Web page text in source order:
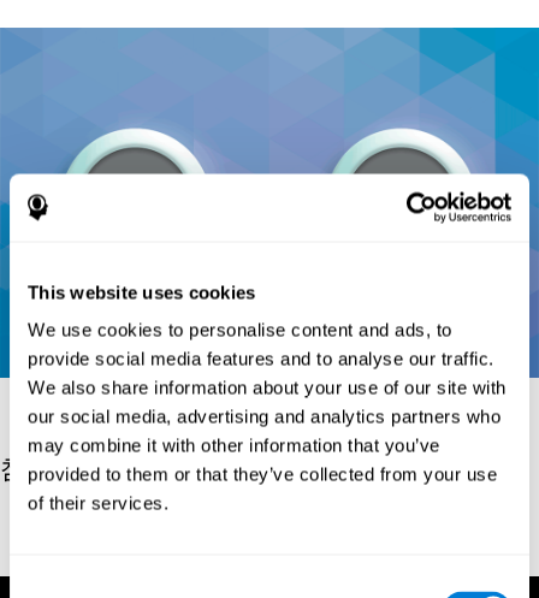
This website uses cookies
We use cookies to personalise content and ads, to
provide social media features and to analyse our traffic.
We also share information about your use of our site with
our social media, advertising and analytics partners who
may combine it with other information that you’ve
provided to them or that they’ve collected from your use
of their services.
참고 문헌